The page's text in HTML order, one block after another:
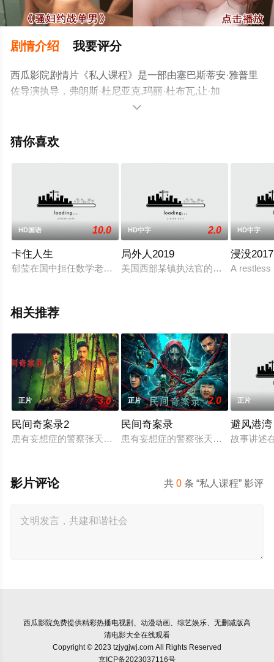
剧情介绍 我要评分
西瓜影院剧情片《私人课程》是一部由塞巴斯蒂安·雅普里
佐导演执导，弗朗斯·杜尼亚克,玛丽·杜布瓦,让·加
旺,Olivier,Jallageas,Pascale,Roberts,贝尔纳·维尔莱等演员
机免费观看高清未删减完整版电影大全就上西瓜影视，更

猜你喜欢
HD国语 10.0
卡住人生
郁莹在国中担任数学老师，也安排好自己想要的生活，但她却
HD中字 2.0
局外人2019
美国西部某镇执法官的浪荡儿子，诬
HD中字
浸没2017
A restless
相关推荐
正片 3.0
民间奇案录2
患有妄想症的警察张天盛遇上一起离奇的神像杀人事件，勘案过
正片 2.0
民间奇案录
患有妄想症的警察张天盛遇上一起离
正片
避风港湾
故事讲述
共0 条 “私人课程” 影评
影片评论
西瓜影院免费提供精彩热播电视剧、动漫动画、综艺娱乐、无删减版高
清电影大全在线观看
Copyright © 2023 tzjygjwj.com All Rights Reserved
京ICP备2023037116号